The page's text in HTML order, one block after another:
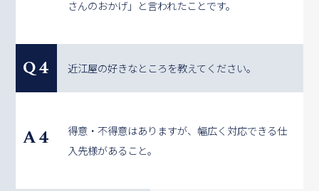
さんのおかげ」と言われたことです。
Q4 近江屋の好きなところを教えてください。
A4
得意・不得意はありますが、幅広く対応できる仕
入先様があること。